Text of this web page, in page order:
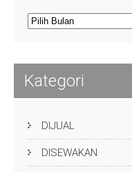
Arsip
Kategori
DIJUAL
DISEWAKAN